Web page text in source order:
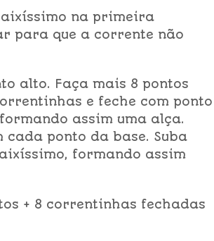
na primeira
para que a corrente não
alto. Faça mais 8 pontos
e feche com ponto
assim uma alça.
cada ponto da base. Suba
formando assim
+ 8 correntinhas fechadas